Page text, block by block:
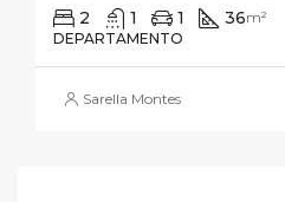
2 1 1 36m²
DEPARTAMENTO
Sarella Montes